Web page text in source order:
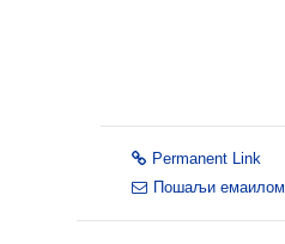
Permanent Link
Пошаљи емаилом